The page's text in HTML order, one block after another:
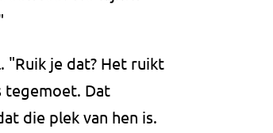
"Ruik je dat? Het ruikt
tegemoet. Dat
die plek van hen is.